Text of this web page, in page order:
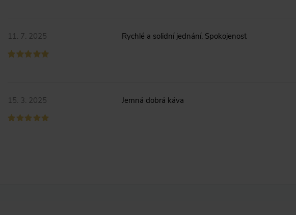
11. 7. 2025 Rychlé a solidní jednání. Spokojenost
15. 3. 2025 Jemná dobrá káva